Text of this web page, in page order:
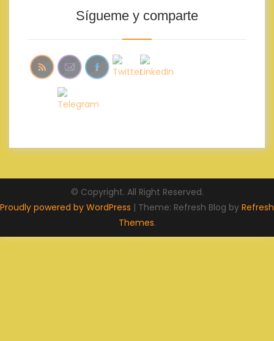
Sígueme y comparte
© Copyright. All Right Reserved.
Proudly powered by WordPress | Theme: Refresh Blog by Refresh
Themes.